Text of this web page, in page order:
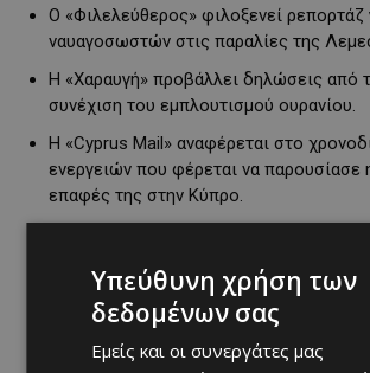
Ο «Φιλελεύθερος» φιλοξενεί ρεπορτάζ
ναυαγοσωστών στις παραλίες της
Η «Χαραυγή» προβάλλει δηλώσεις από
συνέχιση του εμπλουτισμού ουρανίου.
Η «Cyprus Mail» αναφέρεται στο
ενεργειών που φέρεται να παρουσίασε
επαφές της στην Κύπρο.
Υπεύθυνη χρήση των
δεδομένων σας
Εμείς και οι συνεργάτες μας